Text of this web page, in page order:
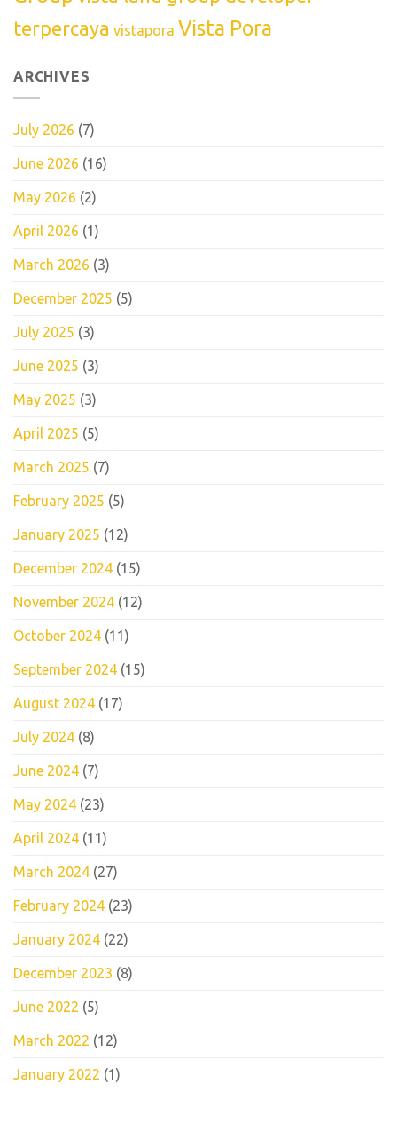
terpercaya vistapora Vista Pora
ARCHIVES
July 2026 (7)
June 2026 (16)
May 2026 (2)
April 2026 (1)
March 2026 (3)
December 2025 (5)
July 2025 (3)
June 2025 (3)
May 2025 (3)
April 2025 (5)
March 2025 (7)
February 2025 (5)
January 2025 (12)
December 2024 (15)
November 2024 (12)
October 2024 (11)
September 2024 (15)
August 2024 (17)
July 2024 (8)
June 2024 (7)
May 2024 (23)
April 2024 (11)
March 2024 (27)
February 2024 (23)
January 2024 (22)
December 2023 (8)
June 2022 (5)
March 2022 (12)
January 2022 (1)